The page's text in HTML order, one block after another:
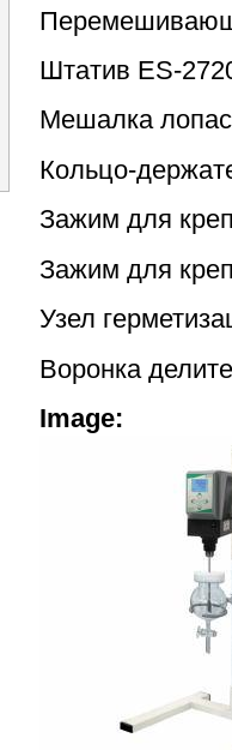
Штатив ES-
Мешалка
Кольцо-
Зажим для
Зажим для
Узел
Воронка
Image: